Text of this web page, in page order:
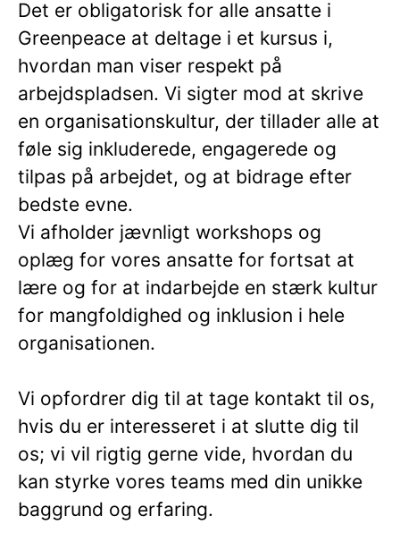
Det er obligatorisk for alle ansatte i
Greenpeace at deltage i et kursus i,
hvordan man viser respekt på
arbejdspladsen. Vi sigter mod at skrive
en organisationskultur, der tillader alle at
føle sig inkluderede, engagerede og
tilpas på arbejdet, og at bidrage efter
bedste evne.
Vi afholder jævnligt workshops og
oplæg for vores ansatte for fortsat at
lære og for at indarbejde en stærk kultur
for mangfoldighed og inklusion i hele
organisationen.
Vi opfordrer dig til at tage kontakt til os,
hvis du er interesseret i at slutte dig til
os; vi vil rigtig gerne vide, hvordan du
kan styrke vores teams med din unikke
baggrund og erfaring.